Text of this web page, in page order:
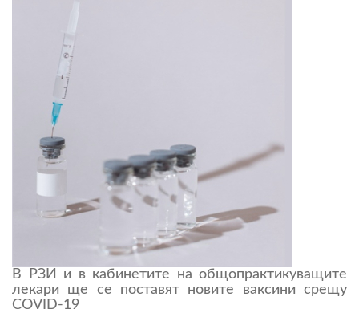
В РЗИ и в кабинетите на общопрактикуващите
лекари ще се поставят новите ваксини срещу
COVID-19